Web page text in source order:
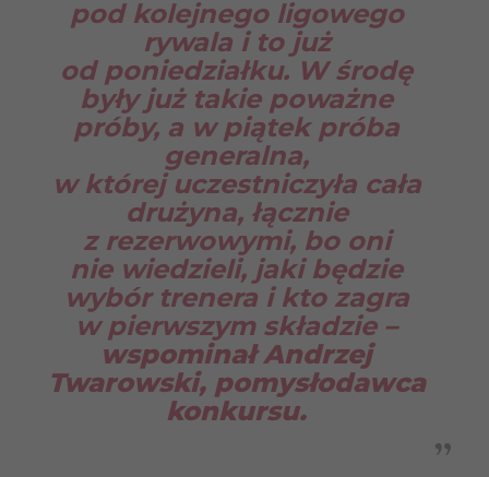
pod kolejnego ligowego
rywala i to już
od poniedziałku. W środę
były już takie poważne
próby, a w piątek próba
generalna,
w której uczestniczyła cała
drużyna, łącznie
z rezerwowymi, bo oni
nie wiedzieli, jaki będzie
wybór trenera i kto zagra
w pierwszym składzie–
wspominał Andrzej
Twarowski, pomysłodawca
konkursu.